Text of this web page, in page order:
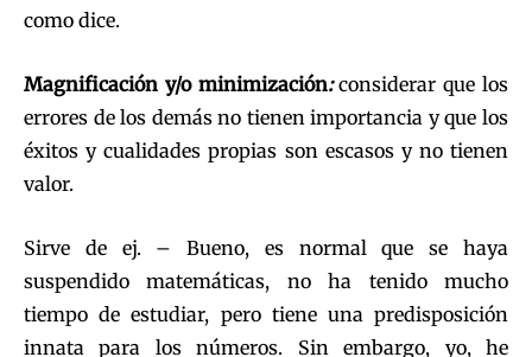
como dice.
Magnificación y/o minimización:considerar que los
errores de los demás no tienen importancia y que los
éxitos y cualidades propias son escasos y no tienen
valor.
Sirve de ej. – Bueno, es normal que se haya
suspendido matemáticas, no ha tenido mucho
tiempo de estudiar, pero tiene una predisposición
innata para los números. Sin embargo, yo, he